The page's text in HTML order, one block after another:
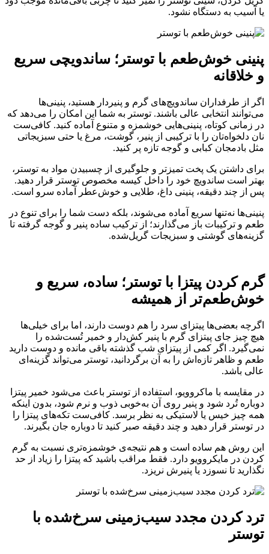
یا آسیب به دستگاه نشود.
پنینی خوش‌طعم با توستر؛ ساندویچی سریع
و خلاقانه
اگر از طرفداران ساندویچ‌های گرم و پنیردار هستید، پنینی‌ها
می‌توانند انتخابی عالی باشند. توستر به شما این امکان را می‌دهد که
در زمانی کوتاه، پنینی‌هایی خوشمزه و متنوع آماده کنید. کافی‌ست
نان دلخواه‌تان را با ترکیبی از پنیر، گوشت، مرغ یا حتی سبزیجاتی
مثل بادمجان کبابی و گوجه تازه پر کنید.
برای داشتن یک پخت تمیزتر و جلوگیری از چسبیدن مواد به توستر،
بهتر است ساندویچ خود را داخل کیسه مخصوص توستر قرار دهید.
پس از چند دقیقه، پنینی داغ، طلایی و خوش‌عطر آماده سرو است.
پنینی‌ها نه‌تنها سریع آماده می‌شوند، بلکه دست شما را برای تنوع در
طعم و ترکیبات باز می‌گذارند؛ از ترکیب ساده پنیر و گوجه گرفته تا
گزینه‌های گوشتی و سبزیجات گریل‌شده.
گرم کردن پیتزا با توستر؛ ساده، سریع و
خوش‌طعم‌تر از همیشه
اگرچه بعضی‌ها پیتزای سرد را هم دوست دارند، اما برای خیلی‌ها
هیچ چیز جای پیتزای گرم با پنیر کش‌دار و خمیر تُست‌شده را
نمی‌گیرد. اگر کمی از پیتزای شب گذشته باقی مانده و دوست دارید
طعم و ظاهر تازه‌اش را به آن برگردانید، توستر می‌تواند گزینه‌ای
عالی باشد.
در مقایسه با ماکروویو، استفاده از توستر باعث می‌شود خمیر پیتزا
دوباره تُرد شود و پنیر روی آن به‌خوبی ذوب و نرم شود، بدون اینکه
همه چیز خیس یا لاستیکی به نظر برسد. کافی‌ست تکه‌های پیتزا را
در توستر قرار دهید و چند دقیقه صبر کنید تا دوباره جان بگیرند.
این روش هم ساده است و هم نتیجه‌ی خوشمزه‌تری نسبت به گرم
کردن در مایکروویو دارد. فقط مراقب باشید که پیتزا را زیاد از حد
نگذارید تا نسوزد یا پنیرش نریزد.
ترد کردن مجدد سیب‌زمینی سرخ‌شده با
توستر